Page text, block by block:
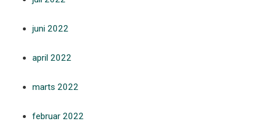
juni 2022
april 2022
marts 2022
februar 2022